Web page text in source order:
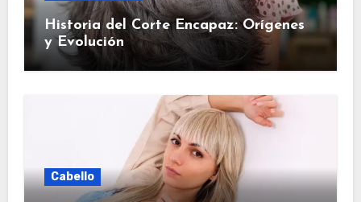
Historia del Corte Encapaz: Orígenes
y Evolución
Cabello